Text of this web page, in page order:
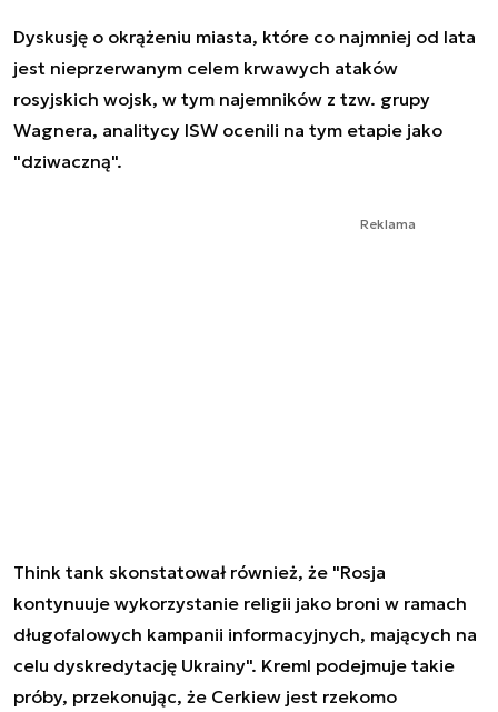
Dyskusję o okrążeniu miasta, które co najmniej od lata
jest nieprzerwanym celem krwawych ataków
rosyjskich wojsk, w tym najemników z tzw. grupy
Wagnera, analitycy ISW ocenili na tym etapie jako
"dziwaczną".
Reklama
Think tank skonstatował również, że "Rosja
kontynuuje wykorzystanie religii jako broni w ramach
długofalowych kampanii informacyjnych, mających na
celu dyskredytację Ukrainy". Kreml podejmuje takie
próby, przekonując, że Cerkiew jest rzekomo